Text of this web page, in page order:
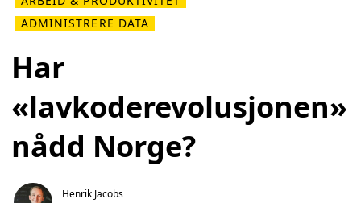
ADMINISTRERE DATA
Har
«lavkoderevolusjonen»
nådd Norge?
Henrik Jacobs